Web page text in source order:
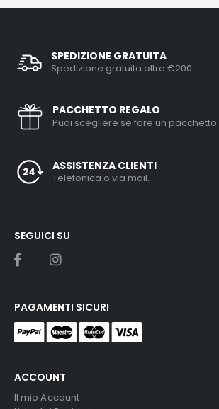
SPEDIZIONE GRATUITA
Spedizione gratuita oltre €200
PACCHETTO REGALO
Puoi scegliere se fare un pacchetto.
ASSISTENZA CLIENTI
Telefonica o via mail.
ACCOUNT
Il mio Account
SEGUICI SU
PAGAMENTI SICURI